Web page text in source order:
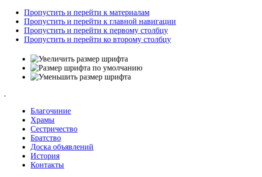
Пропустить и перейти к материалам
Пропустить и перейти к главной навигации
Пропустить и перейти к первому столбцу
Пропустить и перейти ко второму столбцу
.
Благочиние
Храмы
Сестричество
Братство
Доска объявлений
История
Контакты